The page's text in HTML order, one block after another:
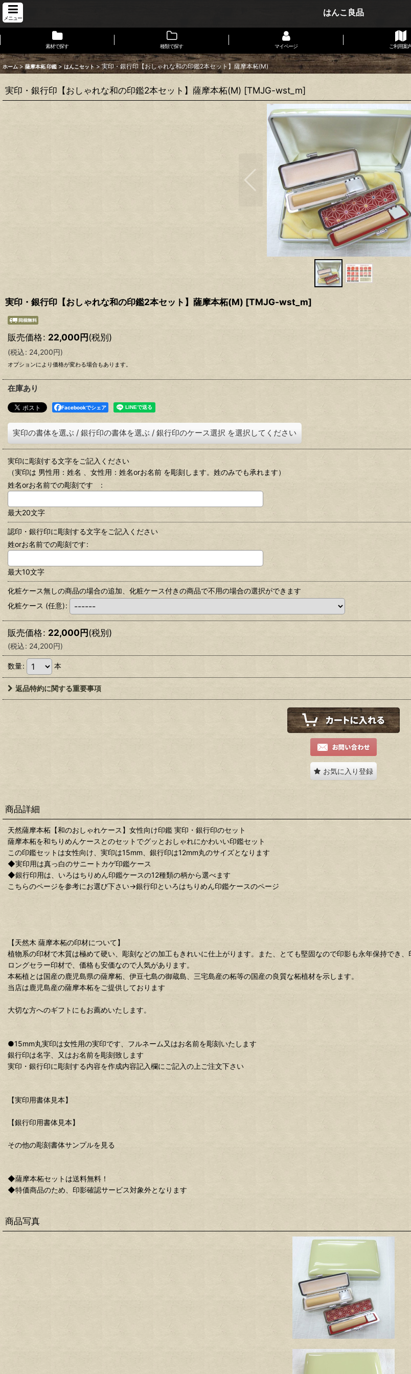
メニュー
はんこ良品
素材で探す 種類で探す マイページ ご利用案
ホーム > 薩摩本柘 印鑑 > はんこセット > 実印・銀行印【おしゃれな和の印鑑2本セット】薩摩本柘(M)
実印・銀行印【おしゃれな和の印鑑2本セット】薩摩本柘(M) [TMJG-wst_m]
実印・銀行印【おしゃれな和の印鑑2本セット】薩摩本柘(M) [TMJG-wst_m]
販売価格: 22,000円(税別)
(税込: 24,200円)
オプションにより価格が変わる場合もあります。
在庫あり
Facebookでシェア
実印の書体を選ぶ / 銀行印の書体を選ぶ / 銀行印のケース選択 を選択してください
実印に彫刻する文字をご記入ください
（実印は 男性用：姓名 、女性用：姓名orお名前 を彫刻します。姓のみでも承れます）
姓名orお名前での彫刻です
:
最大20文字
認印・銀行印に彫刻する文字をご記入ください
姓orお名前での彫刻です:
最大10文字
化粧ケース無しの商品の場合の追加、化粧ケース付きの商品で不用の場合の選択ができます
化粧ケース (任意):
販売価格: 22,000円(税別)
(税込: 24,200円)
数量: 本
返品特約に関する重要事項
お気に入り登録
商品詳細
天然薩摩本柘【和のおしゃれケース】女性向け印鑑 実印・銀行印のセット
薩摩本柘を和ちりめんケースとのセットでグッとおしゃれにかわいい印鑑セット
この印鑑セットは女性向け、実印は15mm、銀行印は12mm丸のサイズとなります
◆実印用は真っ白のサニートカゲ印鑑ケース
◆銀行印用は、いろはちりめん印鑑ケースの12種類の柄から選べます
こちらのページを参考にお選び下さい→銀行印といろはちりめん印鑑ケースのページ
【天然木 薩摩本柘の印材について】
植物系の印材で木質は極めて硬い、彫刻などの加工もきれいに仕上がります。また、とても堅固なので印影も永年保持でき、
ロングセラー印材で、価格も安価なので人気があります。
本柘植とは国産の鹿児島県の薩摩柘、伊豆七島の御蔵島、三宅島産の柘等の国産の良質な柘植材を示します。
当店は鹿児島産の薩摩本柘をご提供しております
大切な方へのギフトにもお薦めいたします。
●15mm丸実印は女性用の実印です、フルネーム又はお名前を彫刻いたします
銀行印は名字、又はお名前を彫刻致します
実印・銀行印に彫刻する内容を作成内容記入欄にご記入の上ご注文下さい
【実印用書体見本】
【銀行印用書体見本】
その他の彫刻書体サンプルを見る
◆薩摩本柘セットは送料無料！
◆特価商品のため、印影確認サービス対象外となります
商品写真